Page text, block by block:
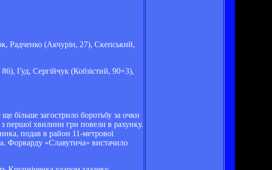
Радченко (Акчурін, 27), Скепський,
Гуд, Сергійчук (Кобзістий, 90+3),
більше загострило боротьбу за очки
першої хвилини гри повели в рахунку.
подав в район 11-метрової
Форварду «Славутича» вистачило